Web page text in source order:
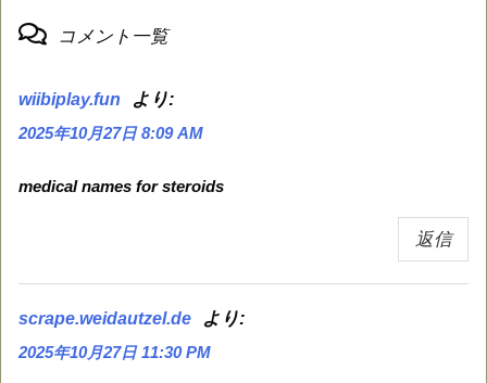
コメント一覧
wiibiplay.fun より:
2025年10月27日 8:09 AM
medical names for steroids
返信
scrape.weidautzel.de より:
2025年10月27日 11:30 PM